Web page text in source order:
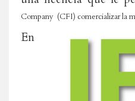
Company (CFI) comercializar la
En